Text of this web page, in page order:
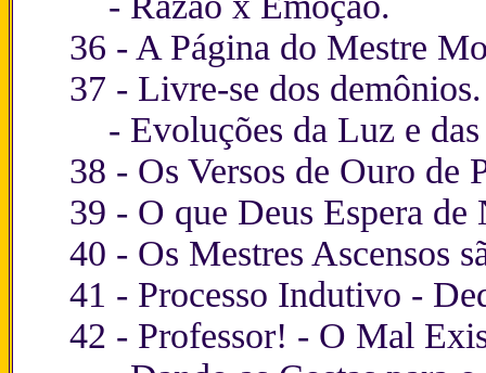
36 - A Página do Mestre
37 - Livre-se dos demônios.
- Evoluções da Luz e
38 - Os Versos de Ouro de
39 - O que Deus Espera de
40 - Os Mestres Ascensos
41 - Processo Indutivo -
42 - Professor! - O Mal